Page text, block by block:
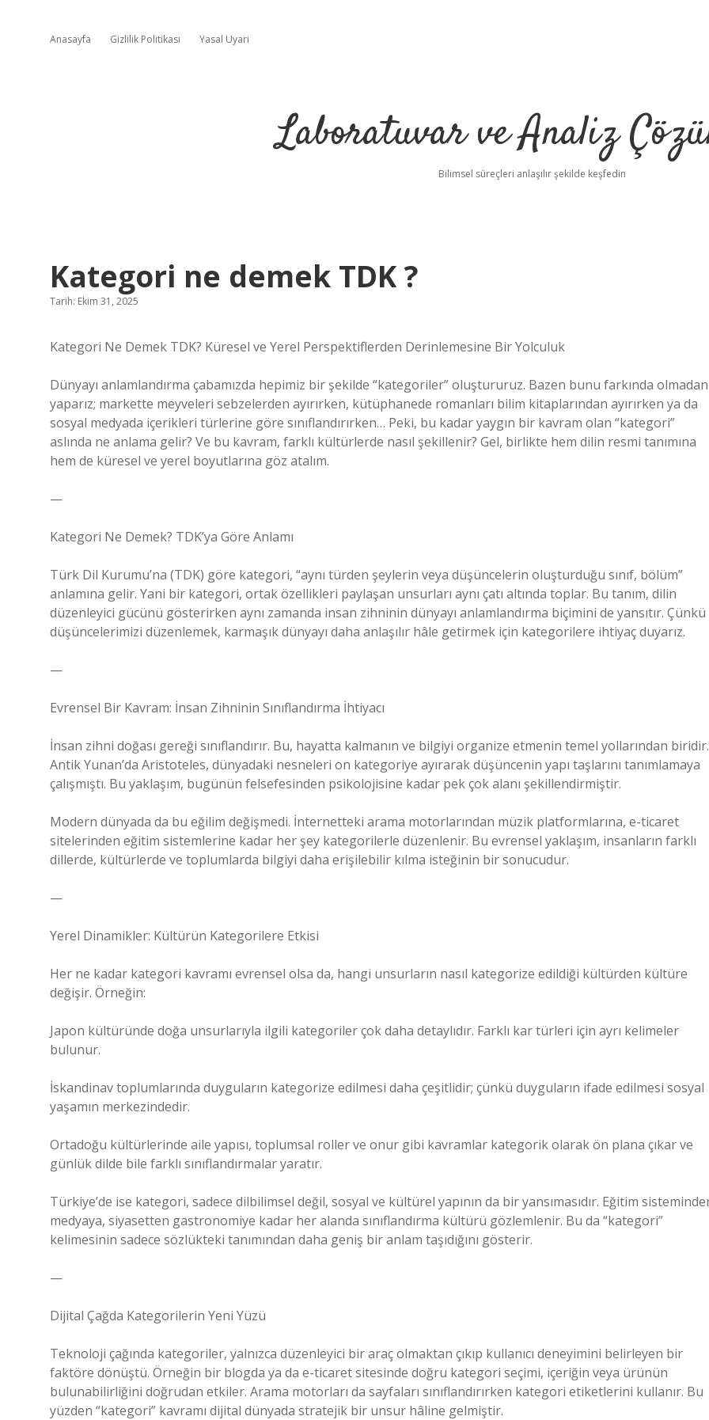
Anasayfa Gizlilik Politikası Yasal Uyarı
Laboratuvar ve Analiz
Bilimsel süreçleri anlaşılır şekilde keşfedin
Kategori ne demek TDK ?
Tarih: Ekim 31, 2025
Kategori Ne Demek TDK? Küresel ve Yerel Perspektiflerden Derinlemesine Bir Yolculuk
Dünyayı anlamlandırma çabamızda hepimiz bir şekilde “kategoriler” oluştururuz. Bazen bunu farkında olmadan
yaparız; markette meyveleri sebzelerden ayırırken, kütüphanede romanları bilim kitaplarından ayırırken ya da
sosyal medyada içerikleri türlerine göre sınıflandırırken… Peki, bu kadar yaygın bir kavram olan “kategori”
aslında ne anlama gelir? Ve bu kavram, farklı kültürlerde nasıl şekillenir? Gel, birlikte hem dilin resmi tanımına
hem de küresel ve yerel boyutlarına göz atalım.
—
Kategori Ne Demek? TDK’ya Göre Anlamı
Türk Dil Kurumu’na (TDK) göre kategori, “aynı türden şeylerin veya düşüncelerin oluşturduğu sınıf, bölüm”
anlamına gelir. Yani bir kategori, ortak özellikleri paylaşan unsurları aynı çatı altında toplar. Bu tanım, dilin
düzenleyici gücünü gösterirken aynı zamanda insan zihninin dünyayı anlamlandırma biçimini de yansıtır. Çünkü
düşüncelerimizi düzenlemek, karmaşık dünyayı daha anlaşılır hâle getirmek için kategorilere ihtiyaç duyarız.
—
Evrensel Bir Kavram: İnsan Zihninin Sınıflandırma İhtiyacı
İnsan zihni doğası gereği sınıflandırır. Bu, hayatta kalmanın ve bilgiyi organize etmenin temel yollarından biridir.
Antik Yunan’da Aristoteles, dünyadaki nesneleri on kategoriye ayırarak düşüncenin yapı taşlarını tanımlamaya
çalışmıştı. Bu yaklaşım, bugünün felsefesinden psikolojisine kadar pek çok alanı şekillendirmiştir.
Modern dünyada da bu eğilim değişmedi. İnternetteki arama motorlarından müzik platformlarına, e-ticaret
sitelerinden eğitim sistemlerine kadar her şey kategorilerle düzenlenir. Bu evrensel yaklaşım, insanların farklı
dillerde, kültürlerde ve toplumlarda bilgiyi daha erişilebilir kılma isteğinin bir sonucudur.
—
Yerel Dinamikler: Kültürün Kategorilere Etkisi
Her ne kadar kategori kavramı evrensel olsa da, hangi unsurların nasıl kategorize edildiği kültürden kültüre
değişir. Örneğin:
Japon kültüründe doğa unsurlarıyla ilgili kategoriler çok daha detaylıdır. Farklı kar türleri için ayrı kelimeler
bulunur.
İskandinav toplumlarında duyguların kategorize edilmesi daha çeşitlidir; çünkü duyguların ifade edilmesi sosyal
yaşamın merkezindedir.
Ortadoğu kültürlerinde aile yapısı, toplumsal roller ve onur gibi kavramlar kategorik olarak ön plana çıkar ve
günlük dilde bile farklı sınıflandırmalar yaratır.
Türkiye’de ise kategori, sadece dilbilimsel değil, sosyal ve kültürel yapının da bir yansımasıdır. Eğitim
medyaya, siyasetten gastronomiye kadar her alanda sınıflandırma kültürü gözlemlenir. Bu da “kategori”
kelimesinin sadece sözlükteki tanımından daha geniş bir anlam taşıdığını gösterir.
—
Dijital Çağda Kategorilerin Yeni Yüzü
Teknoloji çağında kategoriler, yalnızca düzenleyici bir araç olmaktan çıkıp kullanıcı deneyimini belirleyen bir
faktöre dönüştü. Örneğin bir blogda ya da e-ticaret sitesinde doğru kategori seçimi, içeriğin veya ürünün
bulunabilirliğini doğrudan etkiler. Arama motorları da sayfaları sınıflandırırken kategori etiketlerini kullanır. Bu
yüzden “kategori” kavramı dijital dünyada stratejik bir unsur hâline gelmiştir.